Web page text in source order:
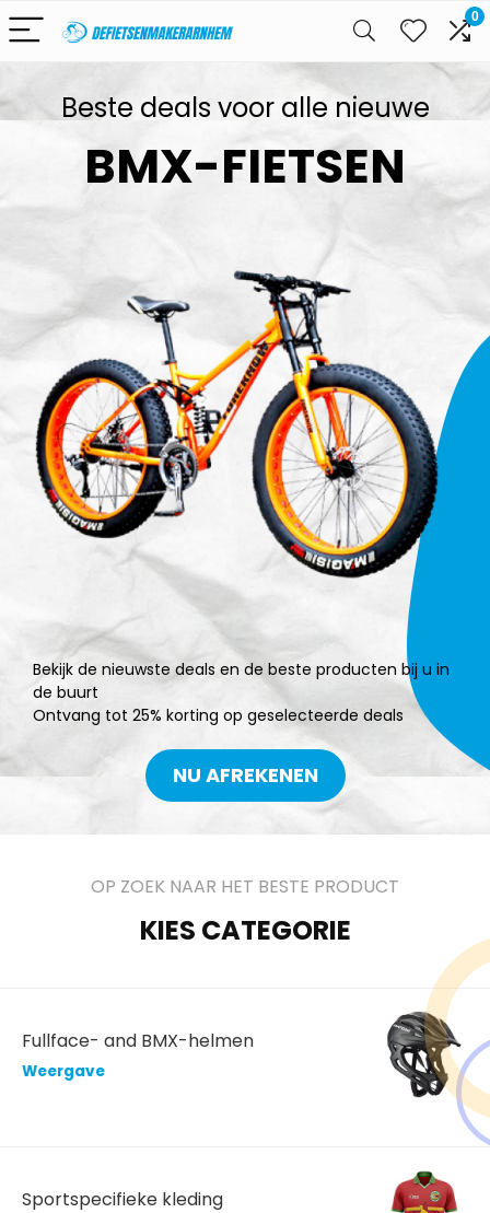
0
Beste deals voor alle nieuwe
BMX-FIETSEN
Bekijk de nieuwste deals en de beste producten bij u in
de buurt
Ontvang tot 25% korting op geselecteerde deals
NU AFREKENEN
OP ZOEK NAAR HET BESTE PRODUCT
KIES CATEGORIE
Fullface- and BMX-helmen
Weergave
Sportspecifieke kleding